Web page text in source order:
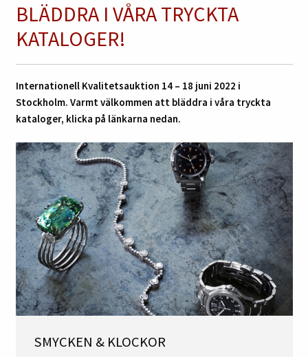
BLÄDDRA I VÅRA TRYCKTA
KATALOGER!
Internationell Kvalitetsauktion 14 – 18 juni 2022 i
Stockholm. Varmt välkommen att bläddra i våra tryckta
kataloger, klicka på länkarna nedan.
SMYCKEN & KLOCKOR